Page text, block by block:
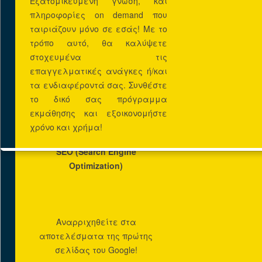
αδιάλειπτη πρόσβαση
στο site σας 24 ώρες το
24ωρο 365 μέρες το
χρόνο!
DOMAIN
SEO (Search Engine
Optimization)
Αναρριχηθείτε στα
αποτελέσματα της πρώτης
σελίδας του Google!
πληροφορίες on demand που
ταιριάζουν μόνο σε εσάς! Με το
τρόπο αυτό, θα καλύψετε
στοχευμένα τις
επαγγελματικές ανάγκες ή/και
τα ενδιαφέροντά σας. Συνθέστε
το δικό σας πρόγραμμα
εκμάθησης και εξοικονομήστε
χρόνο και χρήμα!